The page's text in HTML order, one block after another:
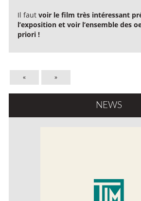
Il faut voir le film très intéressant
l’exposition et voir l’ensemble des
priori !
« »
NEWS